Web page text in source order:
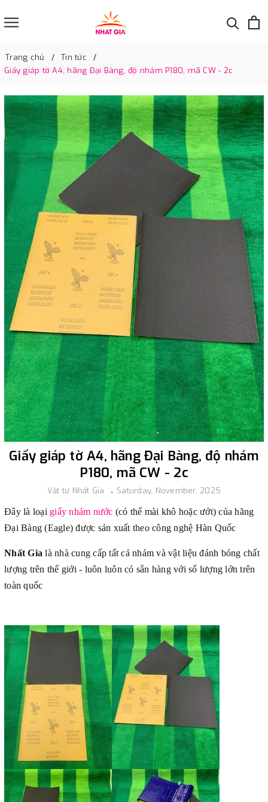
Trang chủ
Tin tức
Giấy giáp tờ A4, hãng Đại Bàng, độ nhám P180, mã CW - 2c
Giấy giáp tờ A4, hãng Đại Bàng, độ nhám
P180, mã CW - 2c
Vật tư Nhất Gia Saturday, November, 2025
Đây là loại giấy nhám nước (có thể mài khô hoặc ướt) của hãng
Đại Bàng (Eagle) được sản xuất theo công nghệ Hàn Quốc
Nhất Gia là nhà cung cấp tất cả nhám và vật liệu đánh bóng chất
lượng trên thế giới - luôn luôn có sẵn hàng với số lượng lớn trên
toàn quốc